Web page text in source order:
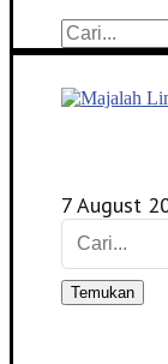
7 August
Temukan